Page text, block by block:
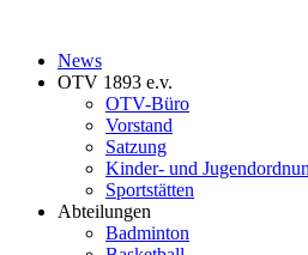
News
OTV 1893 e.v.
OTV-Büro
Vorstand
Satzung
Kinder- und
Sportstätten
Abteilungen
Badminton